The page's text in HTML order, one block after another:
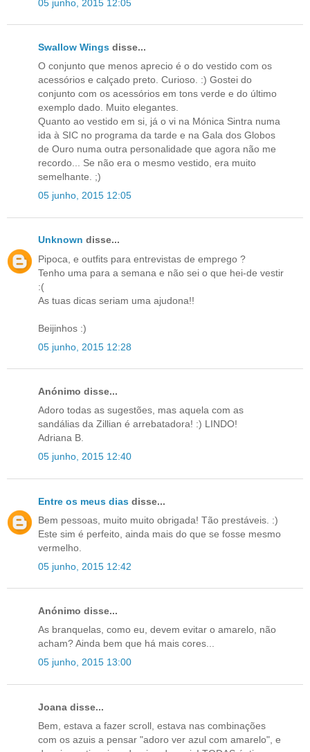
05 junho, 2015 12:05
Swallow Wings disse...
O conjunto que menos aprecio é o do vestido com os
acessórios e calçado preto. Curioso. :) Gostei do
conjunto com os acessórios em tons verde e do último
exemplo dado. Muito elegantes.
Quanto ao vestido em si, já o vi na Mónica Sintra numa
ida à SIC no programa da tarde e na Gala dos Globos
de Ouro numa outra personalidade que agora não me
recordo... Se não era o mesmo vestido, era muito
semelhante. ;)
05 junho, 2015 12:05
Unknown disse...
Pipoca, e outfits para entrevistas de emprego ?
Tenho uma para a semana e não sei o que hei-de vestir
:(
As tuas dicas seriam uma ajudona!!
Beijinhos :)
05 junho, 2015 12:28
Anónimo disse...
Adoro todas as sugestões, mas aquela com as
sandálias da Zillian é arrebatadora! :) LINDO!
Adriana B.
05 junho, 2015 12:40
Entre os meus dias disse...
Bem pessoas, muito muito obrigada! Tão prestáveis. :)
Este sim é perfeito, ainda mais do que se fosse mesmo
vermelho.
05 junho, 2015 12:42
Anónimo disse...
As branquelas, como eu, devem evitar o amarelo, não
acham? Ainda bem que há mais cores...
05 junho, 2015 13:00
Joana disse...
Bem, estava a fazer scroll, estava nas combinações
com os azuis a pensar "adoro ver azul com amarelo", e